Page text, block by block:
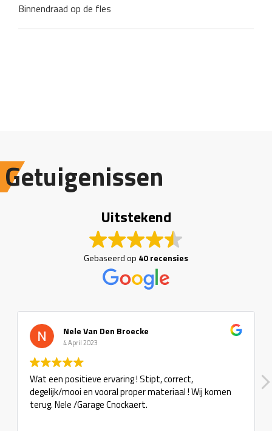
Binnendraad op de fles
Getuigenissen
Uitstekend
Gebaseerd op 40 recensies
Nele Van Den Broecke
4 April 2023
Wat een positieve ervaring ! Stipt, correct,
degelijk/mooi en vooral proper materiaal ! Wij komen
terug. Nele /Garage Cnockaert.